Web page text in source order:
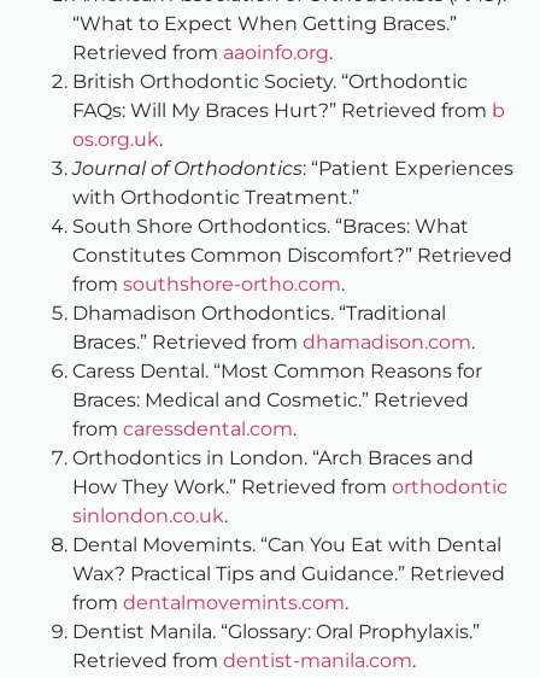
“What to Expect When Getting Braces.”
Retrieved from aaoinfo.org.
British Orthodontic Society. “Orthodontic
FAQs: Will My Braces Hurt?” Retrieved from b
os.org.uk.
Journal of Orthodontics: “Patient Experiences
with Orthodontic Treatment.”
South Shore Orthodontics. “Braces: What
Constitutes Common Discomfort?” Retrieved
from southshore-ortho.com.
Dhamadison Orthodontics. “Traditional
Braces.” Retrieved from dhamadison.com.
Caress Dental. “Most Common Reasons for
Braces: Medical and Cosmetic.” Retrieved
from caressdental.com.
Orthodontics in London. “Arch Braces and
How They Work.” Retrieved from orthodontic
sinlondon.co.uk.
Dental Movemints. “Can You Eat with Dental
Wax? Practical Tips and Guidance.” Retrieved
from dentalmovemints.com.
Dentist Manila. “Glossary: Oral Prophylaxis.”
Retrieved from dentist-manila.com.